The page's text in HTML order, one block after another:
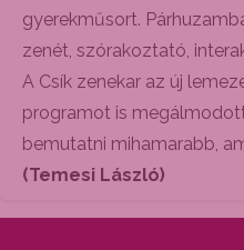
gyerekműsort.
zenét, szórakoztató,
A Csík zenekar az új
programot is
bemutatni mihamarabb,
(Temesi László)